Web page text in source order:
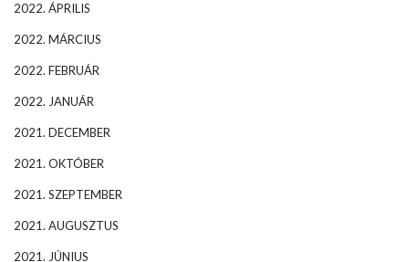
2022. ÁPRILIS
2022. MÁRCIUS
2022. FEBRUÁR
2022. JANUÁR
2021. DECEMBER
2021. OKTÓBER
2021. SZEPTEMBER
2021. AUGUSZTUS
2021. JÚNIUS